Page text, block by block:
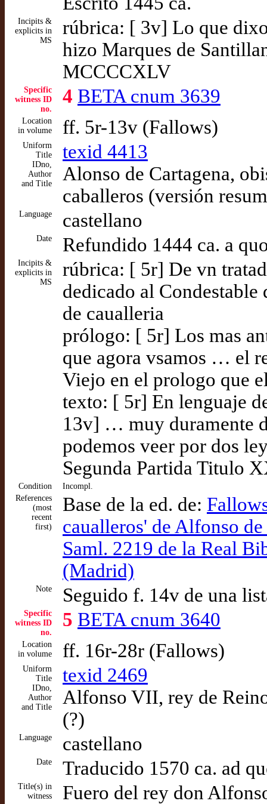
Incipits &
explicits in
MS
rúbrica: [ 3v] Lo que
hizo Marques de
MCCCCXLV
Specific
witness ID
no.
4 BETA cnum 3639
Location
in volume
ff. 5r-13v (Fallows)
Uniform
Title
IDno,
Author
and Title
texid 4413
Alonso de Cartagena,
caballeros (versión
Language castellano
Date Refundido 1444 ca. a
Incipits &
explicits in
MS
rúbrica: [ 5r] De vn
dedicado al
de caualleria
prólogo: [ 5r] Los mas
que agora vsamos … el
Viejo en el prologo que
texto: [ 5r] En lenguaje
13v] … muy duramente
podemos veer por dos
Segunda Partida Titulo
Condition
Incompl.
References
(most
recent
first)
Base de la ed. de:
caualleros' de Alfonso
Saml. 2219 de la Real
(Madrid)
Note Seguido f. 14v de una
Specific
witness ID
no.
5 BETA cnum 3640
Location
in volume
ff. 16r-28r (Fallows)
Uniform
Title
IDno,
Author
and Title
texid 2469
Alfonso VII, rey de
(?)
Language castellano
Date Traducido 1570 ca. ad
Title(s) in
witness
Fuero del rey don